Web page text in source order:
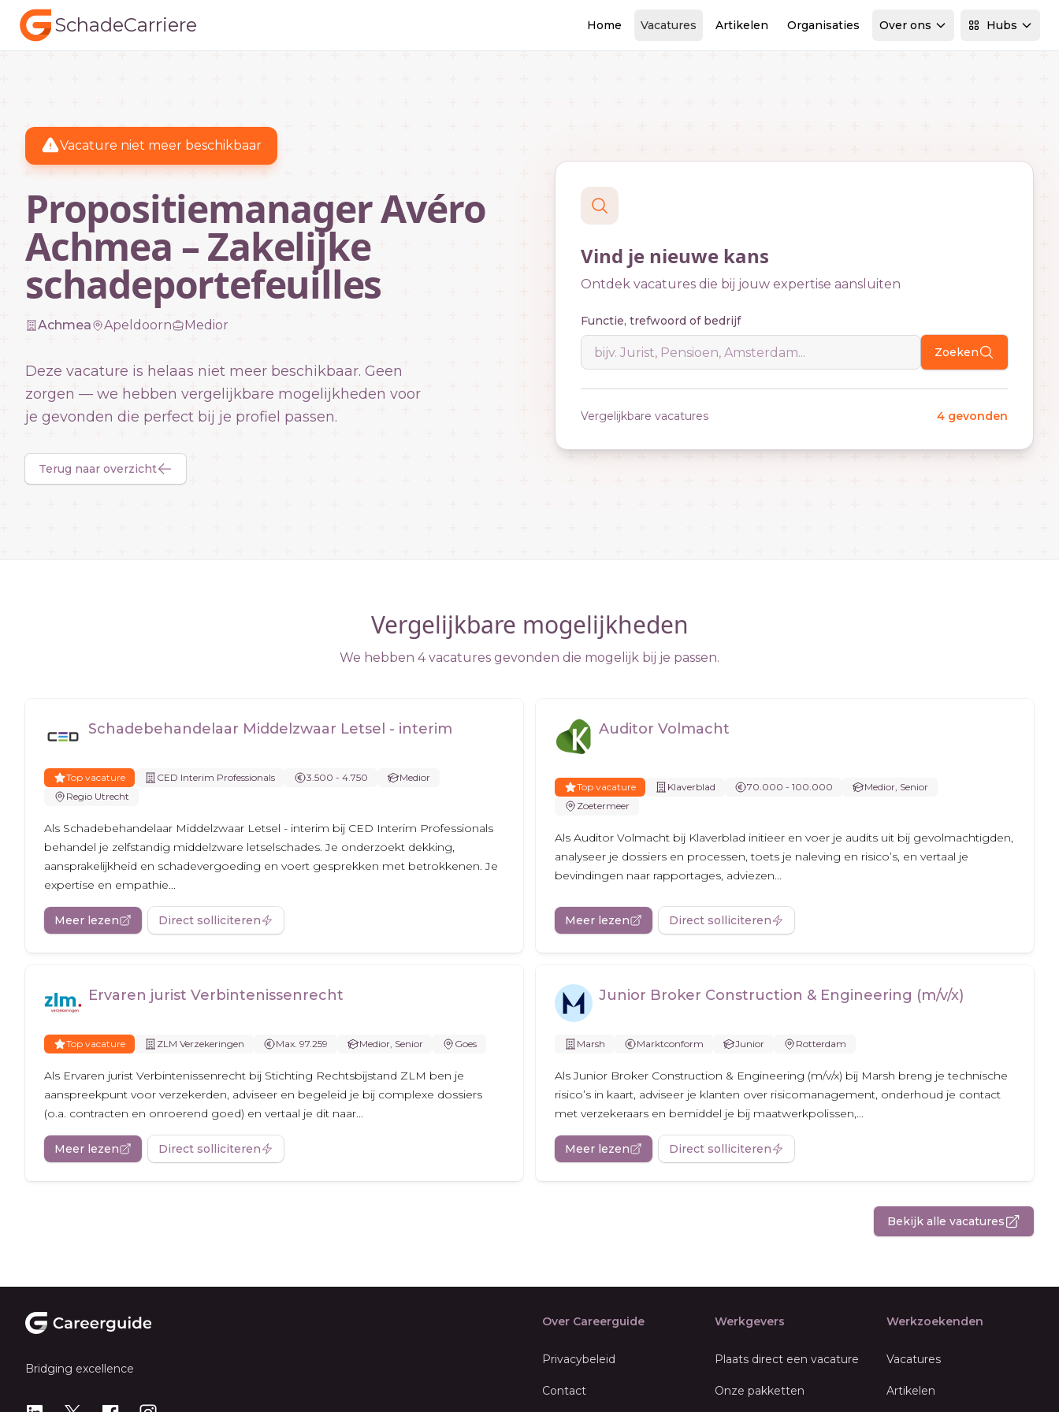
SchadeCarriere Home Vacatures Artikelen Organisaties Over ons Hubs
Vacature niet meer beschikbaar
Propositiemanager Avéro
Achmea – Zakelijke
schadeportefeuilles
Achmea Apeldoorn Medior
Deze vacature is helaas niet meer beschikbaar. Geen
zorgen — we hebben vergelijkbare mogelijkheden voor
je gevonden die perfect bij je profiel passen.
Terug naar overzicht
Vind je nieuwe kans
Ontdek vacatures die bij jouw expertise aansluiten
Functie, trefwoord of bedrijf
Zoeken
Vergelijkbare vacatures 4 gevonden
Vergelijkbare mogelijkheden
We hebben 4 vacatures gevonden die mogelijk bij je passen.
Schadebehandelaar Middelzwaar Letsel - interim
Top vacature CED Interim Professionals 3.500 - 4.750
Medior
Regio Utrecht
Als Schadebehandelaar Middelzwaar Letsel - interim bij CED Interim Professionals
behandel je zelfstandig middelzware letselschades. Je onderzoekt dekking,
aansprakelijkheid en schadevergoeding en voert gesprekken met betrokkenen. Je
expertise en empathie...
Meer lezen Direct solliciteren
Auditor Volmacht
Top vacature Klaverblad 70.000 - 100.000
Medior, Senior
Zoetermeer
Als Auditor Volmacht bij Klaverblad initieer en voer je audits uit bij gevolmachtigden,
analyseer je dossiers en processen, toets je naleving en risico’s, en vertaal je
bevindingen naar rapportages, adviezen...
Meer lezen Direct solliciteren
Ervaren jurist Verbintenissenrecht
Top vacature ZLM Verzekeringen Max. 97.259 Medior, Senior Goes
Als Ervaren jurist Verbintenissenrecht bij Stichting Rechtsbijstand ZLM ben je
aanspreekpunt voor verzekerden, adviseer en begeleid je bij complexe dossiers
(o.a. contracten en onroerend goed) en vertaal je dit naar...
Meer lezen Direct solliciteren
Junior Broker Construction & Engineering (m/v/x)
Marsh Marktconform Junior Rotterdam
Als Junior Broker Construction & Engineering (m/v/x) bij Marsh breng je technische
risico’s in kaart, adviseer je klanten over risicomanagement, onderhoud je contact
met verzekeraars en bemiddel je bij maatwerkpolissen,...
Meer lezen Direct solliciteren
Bekijk alle vacatures
Bridging excellence
Over Careerguide
Privacybeleid
Contact
Werkgevers
Plaats direct een vacature
Onze pakketten
Werkzoekenden
Vacatures
Artikelen